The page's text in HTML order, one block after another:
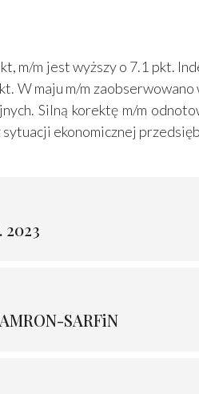
m/m jest wyższy o 7.1 pkt.
W maju m/m
Silną korektę m/m
ekonomicznej
SARFiN